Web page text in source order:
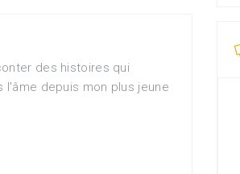
des histoires qui
l'âme depuis mon plus jeune